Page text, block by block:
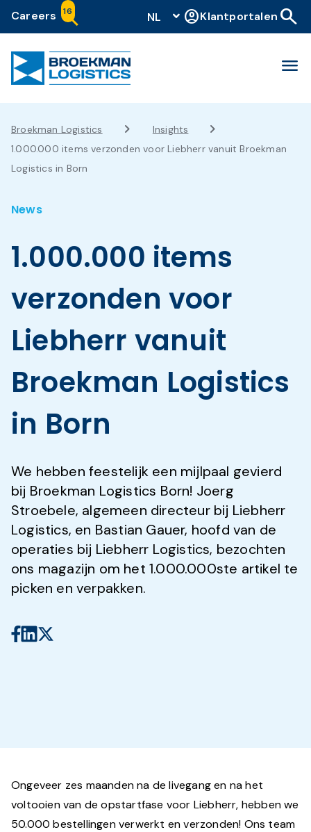
Careers 16 NL account_circleKlantportalen search
menu
Broekman Logistics
Insights
1.000.000 items verzonden voor Liebherr vanuit Broekman
Logistics in Born
1.000.000 items
verzonden voor
Liebherr vanuit
Broekman Logistics
in Born
News
We hebben feestelijk een mijlpaal gevierd
bij Broekman Logistics Born! Joerg
Stroebele, algemeen directeur bij Liebherr
Logistics, en Bastian Gauer, hoofd van de
operaties bij Liebherr Logistics, bezochten
ons magazijn om het 1.000.000ste artikel te
picken en verpakken.
Ongeveer zes maanden na de livegang en na het
voltooien van de opstartfase voor Liebherr, hebben we
50.000 bestellingen verwerkt en verzonden! Ons team